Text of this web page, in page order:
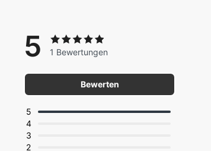
5 1 Bewertungen
Bewerten
5
4
3
2